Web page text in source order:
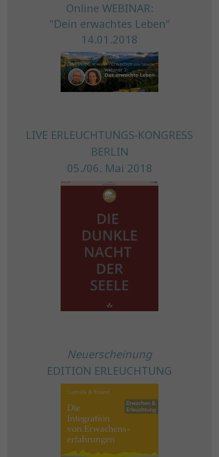
Online WEBINAR:
"Dein erwachtes Leben"
14.01.2018
LIVE ERLEUCHTUNGS-KONGRESS
BERLIN
05./06. Mai 2018
Neuerscheinung
EDITION ERLEUCHTUNG